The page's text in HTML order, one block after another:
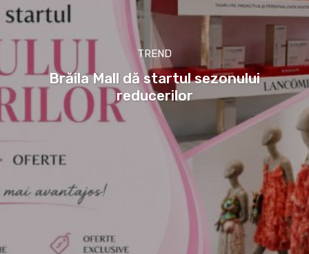
TREND
Brăila Mall dă startul sezonului
reducerilor